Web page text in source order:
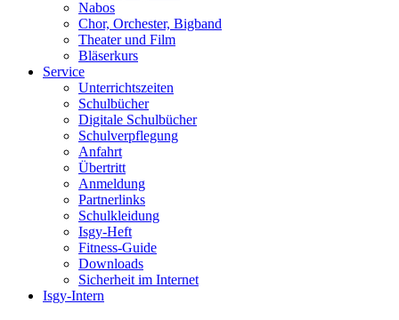
Nabos
Chor, Orchester, Bigband
Theater und Film
Bläserkurs
Service
Unterrichtszeiten
Schulbücher
Digitale Schulbücher
Schulverpflegung
Anfahrt
Übertritt
Anmeldung
Partnerlinks
Schulkleidung
Isgy-Heft
Fitness-Guide
Downloads
Sicherheit im Internet
Isgy-Intern